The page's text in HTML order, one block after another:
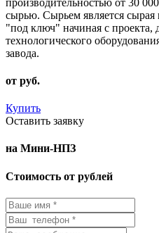
сырью. Сырьем является
"под ключ" начиная с проекта,
технологического
завода.
от руб.
Купить
Оставить заявку
на Мини-НПЗ
Стоимость от рублей